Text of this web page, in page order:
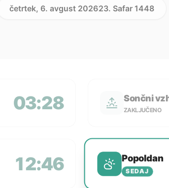
četrtek, 6. avgust 202623. Safar 1448
03:28 Sončni
ZAKLJUČENO
12:46 Popoldan
SEDAJ